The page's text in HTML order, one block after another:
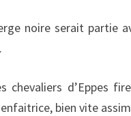
R
noire serait partie
chevaliers d’Eppes
bien vite